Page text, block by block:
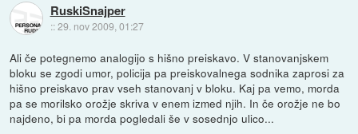
RuskiSnajper
::29. nov 2009, 01:27
Ali če potegnemo analogijo s hišno preiskavo. V stanovanjskem
bloku se zgodi umor, policija pa preiskovalnega sodnika zaprosi za
hišno preiskavo prav vseh stanovanj v bloku. Kaj pa vemo, morda
pa se morilsko orožje skriva v enem izmed njih. In če orožje ne bo
najdeno, bi pa morda pogledali še v sosednjo ulico...